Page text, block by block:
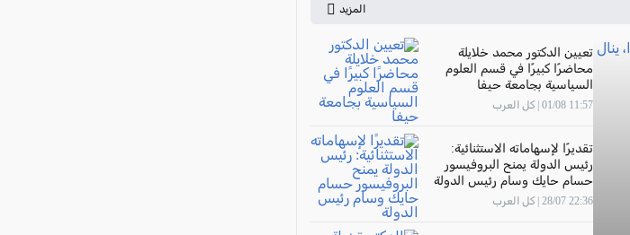
المزيد
تعيين الدكتور محمد خلايلة
محاضرًا كبيرًا في قسم العلوم
السياسية بجامعة حيفا
11:57 01/08 | كل العرب
تقديرًا لإسهاماته الاستثنائية:
رئيس الدولة يمنح البروفيسور
حسام حايك وسام رئيس الدولة
22:36 28/07 | كل العرب